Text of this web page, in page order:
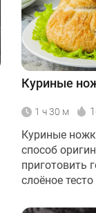
Куриные
1 ч 30 м
Куриные
способ
приготовить
слоёное тесто